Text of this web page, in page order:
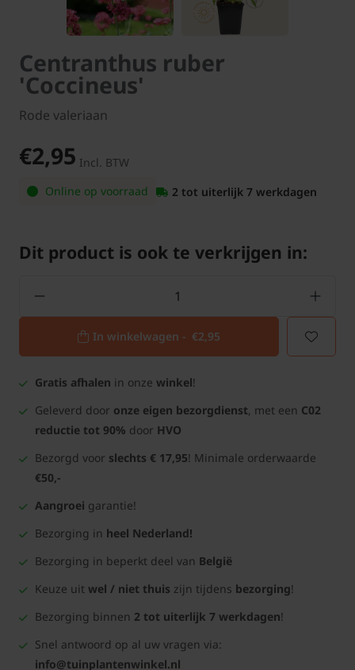
Centranthus ruber
'Coccineus'
Rode valeriaan
€2,95 Incl. BTW
Online op voorraad
2 tot uiterlijk 7 werkdagen
Dit product is ook te verkrijgen in:
In winkelwagen - €2,95
Gratis afhalen in onze winkel!
Geleverd door onze eigen bezorgdienst, met een C02
reductie tot 90% door HVO
Bezorgd voor slechts € 17,95! Minimale orderwaarde
€50,-
Aangroei garantie!
Bezorging in heel Nederland!
Bezorging in beperkt deel van België
Keuze uit wel / niet thuis zijn tijdens bezorging!
Bezorging binnen 2 tot uiterlijk 7 werkdagen!
Snel antwoord op al uw vragen via:
info@tuinplantenwinkel.nl